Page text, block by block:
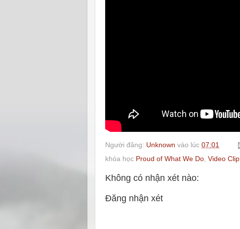
Người đăng: Unknown vào lúc 07:01
khóa học Proud of What We Do, Video Clip
Không có nhận xét nào:
Đăng nhận xét